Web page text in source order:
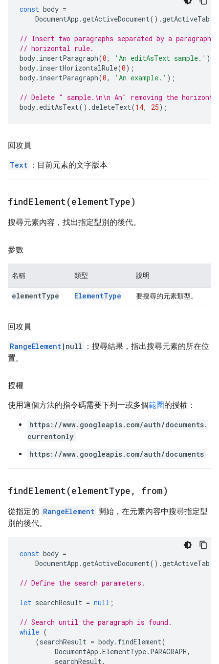
const body =
DocumentApp .getActiveDocument().getActiveTab
// Insert two paragraphs separated by a paragraph
// horizontal rule.
body. insertParagraph(0, 'An editAsText sample.' );
body. insertHorizontalRule(0);
body. insertParagraph(0, 'An example.' );
// Delete " sample.\n\n An" removing the
body. editAsText().deleteText(14, 25);
回攻員
Text ：目前元素的文字版本
findElement(elementType)
搜尋元素內容，找出指定型別的後代。
參數
名稱 類型 說明
elementType ElementType 要搜尋的元素類型。
回攻員
RangeElement |null
：搜尋結果，指出搜尋元素的所在位
置。
授權
使用這個方法的指令碼需要下列一或多個範圍的授權：
https://www.googleapis.com/auth/documents.
currentonly
https://www.googleapis.com/auth/documents
findElement(elementType , from)
從指定的 RangeElement 開始，在元素內容中搜尋指定型
別的後代。
const body =
DocumentApp .getActiveDocument().getActiveTab
// Define the search parameters.
let searchResult = null ;
// Search until the paragraph is found.
while (
(searchResult = body. findElement(
DocumentApp .ElementType. PARAGRAPH,
searchResult,